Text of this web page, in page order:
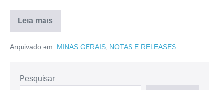
Leia mais
Arquivado em: MINAS GERAIS NOTAS E RELEASES
Pesquisar